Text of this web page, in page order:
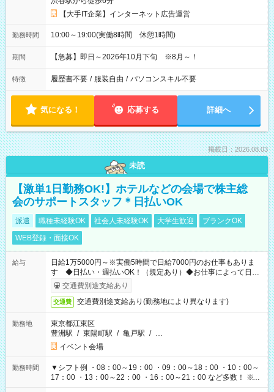
【大手IT企業】インターネット広告運営
勤務時間 10:00～19:00(実働8時間 休憩1時間)
期間 【急募】即日～2026年10月下旬 ※8月～！
特徴 履歴書不要 / 服装自由 / パソコンスキル不要
気になる！ 応募する 詳細へ
掲載日：2026.08.03
未読
【激単1日勤務OK!】ホテルなどの会場で株主総
会のサポートスタッフ＊日払いOK
派遣 職種未経験OK 社会人未経験OK 大学生歓迎
ブランクOK
WEB登録・面接OK
給与
日給1万5000円～※実働5時間で日給7000円のお仕事もありま
す ◆日払い・週払いOK！（規定あり）◆お仕事によって日給
も異なります
交通費別途支給あり
交通費 交通費別途支給あり(勤務地により異なります)
勤務地
東京都江東区
豊洲駅 / 東陽町駅 / 亀戸駅 / …
イベント会場
勤務時間
▼シフト例 ・08：00～19：00 ・09：00～18：00 ・10：00～
17：00 ・13：00～22：00 ・16：00～21：00 など多数！ ※お
仕事により勤務時間が異なります